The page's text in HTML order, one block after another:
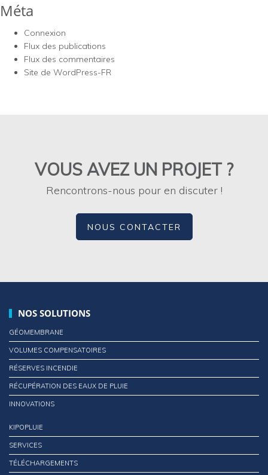
Méta
Connexion
Flux des publications
Flux des commentaires
Site de WordPress-FR
VOUS AVEZ UN PROJET ?
Rencontrons-nous pour en discuter !
NOUS CONTACTER
NOS SOLUTIONS
GÉOMEMBRANE
VOLUMES COMPENSATOIRES
RÉSERVES INCENDIE
RÉCUPÉRATION DES EAUX DE PLUIE
INNOVATIONS
KIPOPLUIE
SERVICES
TÉLÉCHARGEMENTS